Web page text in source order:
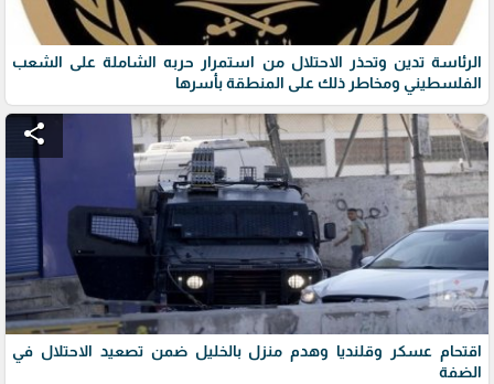
الرئاسة تدين وتحذر الاحتلال من استمرار حربه الشاملة على الشعب
الفلسطيني ومخاطر ذلك على المنطقة بأسرها
share
اقتحام عسكر وقلنديا وهدم منزل بالخليل ضمن تصعيد الاحتلال في
الضفة